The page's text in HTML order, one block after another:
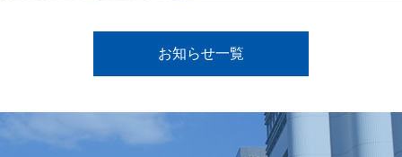
お知らせ一覧